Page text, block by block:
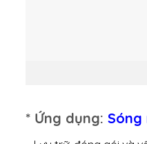
* Ứng dụng: Sóng